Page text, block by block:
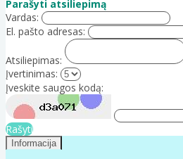
Parašyti atsiliepimą
Vardas:
El. pašto adresas:
Atsiliepimas:
Įvertinimas:
Įveskite saugos kodą:
Rašyti
Informacija